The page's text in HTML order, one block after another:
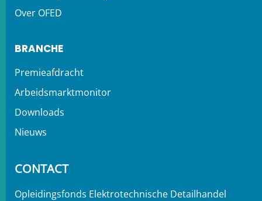
Over OFED
BRANCHE
Premieafdracht
Arbeidsmarktmonitor
Downloads
Nieuws
CONTACT
Opleidingsfonds Elektrotechnische Detailhandel